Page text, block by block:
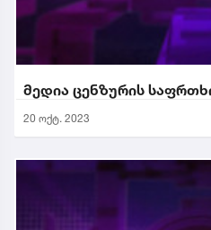
მედია ცენზურის
20 ოქტ. 2023